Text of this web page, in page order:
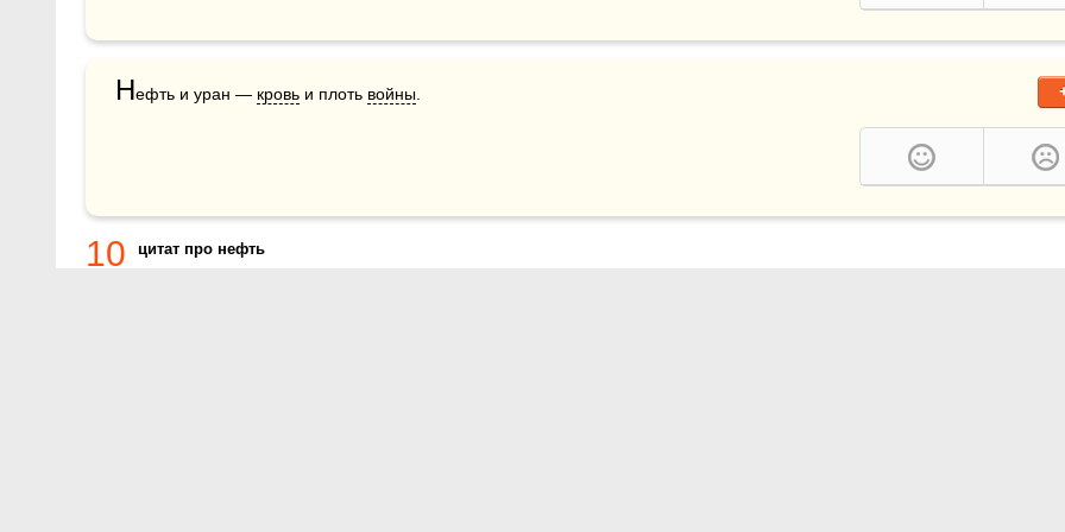
Нефть и уран — кровь и плоть войны
10 цитат про нефть